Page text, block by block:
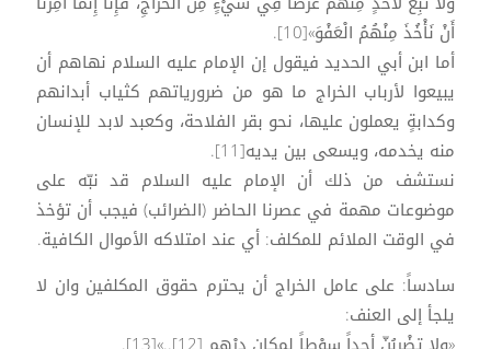
أَنْ نَأْخُذَ مِنْهُمُ الْعَفْوَ»[10].
أما ابن أبي الحديد فيقول إن الإمام عليه السلام نهاهم أن
يبيعوا لأرباب الخراج ما هو من ضرورياتهم كثياب أبدانهم
وكدابةٍ يعملون عليها، نحو بقر الفلاحة، وكعبد لابد للإنسان
منه يخدمه، ويسعى بين يديه[11].
نستشف من ذلك أن الإمام عليه السلام قد نبّه على
موضوعات مهمة في عصرنا الحاضر (الضرائب) فيجب أن تؤخذ
في الوقت الملائم للمكلف: أي عند امتلاكه الأموال الكافية.
سادساً: على عامل الخراج أن يحترم حقوق المكلفين وان لا
يلجأ إلى العنف: